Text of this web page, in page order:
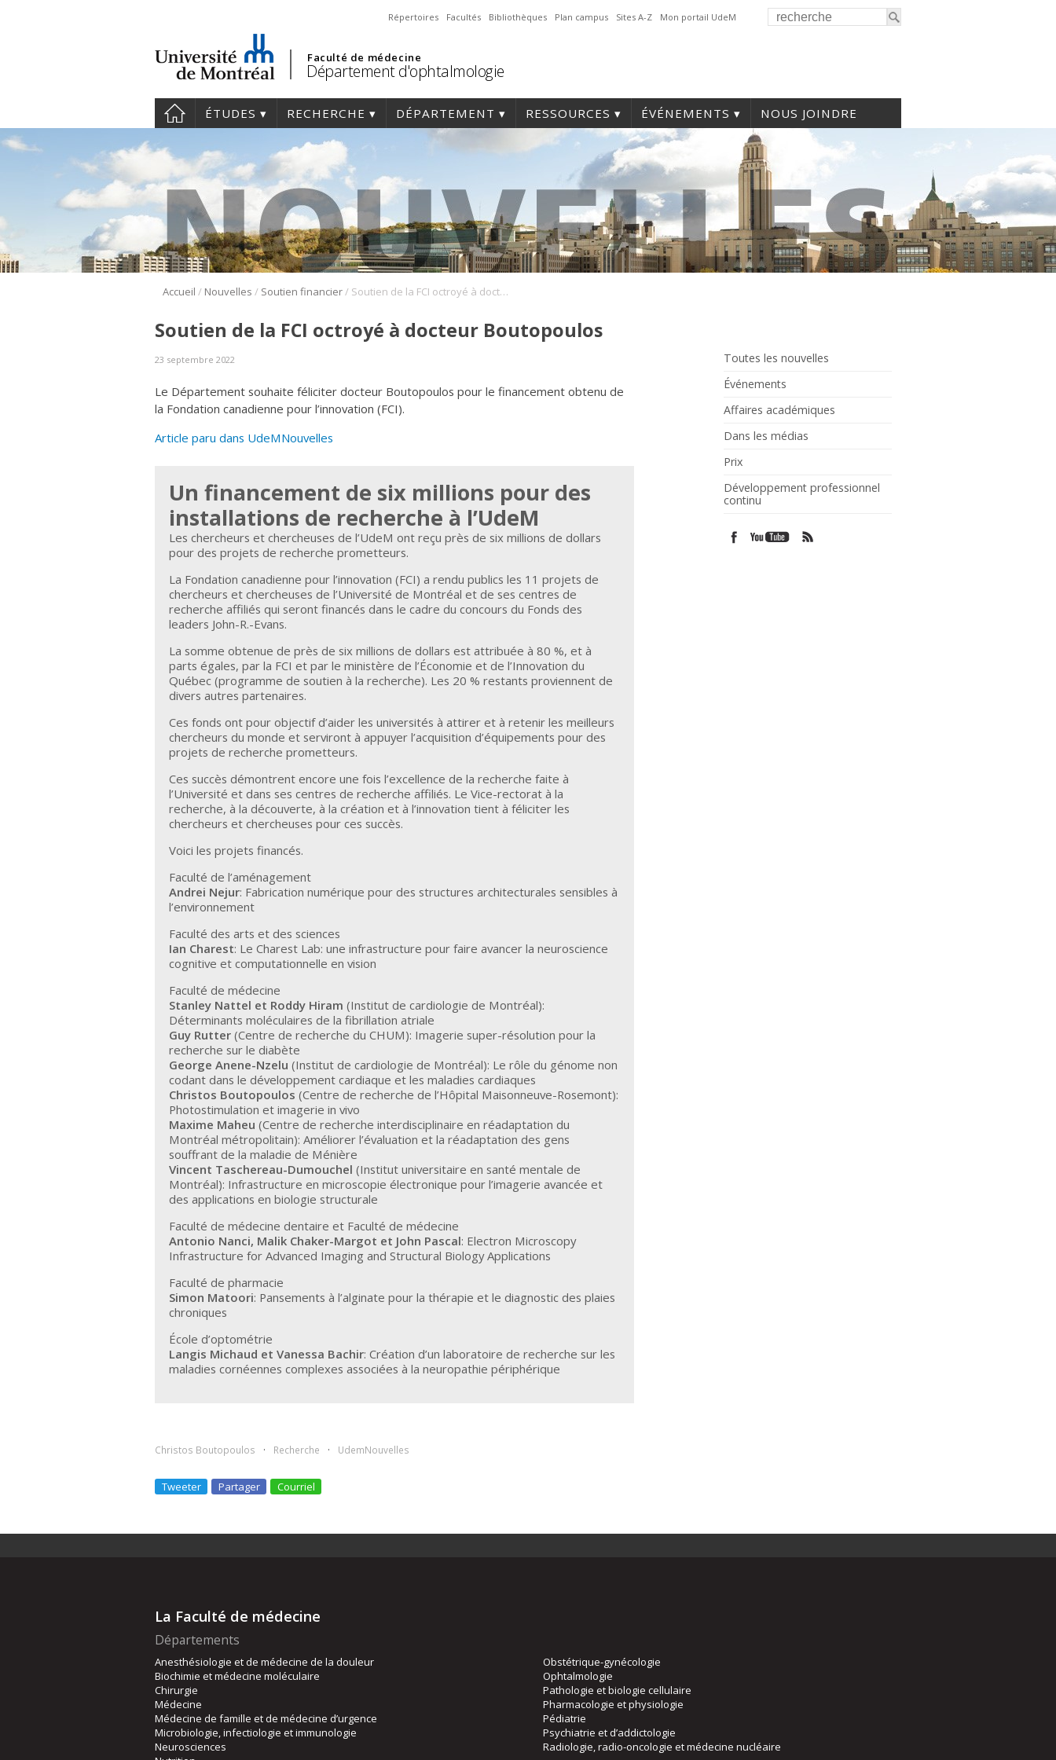
Répertoires Facultés Bibliothèques Plan campus Sites A-Z Mon portail UdeM
Faculté de médecine
Département d'ophtalmologie
ÉTUDES RECHERCHE DÉPARTEMENT RESSOURCES ÉVÉNEMENTS NOUS JOINDRE
Accueil / Nouvelles / Soutien financier/ Soutien de la FCI octroyé à docteur Boutopoulos
Toutes les nouvelles
Événements
Affaires académiques
Dans les médias
Prix
Développement professionnel
continu
Soutien de la FCI octroyé à docteur Boutopoulos
23 septembre 2022
Le Département souhaite féliciter docteur Boutopoulos pour le financement obtenu de
la Fondation canadienne pour l’innovation (FCI).
Article paru dans UdeMNouvelles
Un financement de six millions pour des
installations de recherche à l’UdeM
Les chercheurs et chercheuses de l’UdeM ont reçu près de six millions de dollars
pour des projets de recherche prometteurs.
La Fondation canadienne pour l’innovation (FCI) a rendu publics les 11 projets de
chercheurs et chercheuses de l’Université de Montréal et de ses centres de
recherche affiliés qui seront financés dans le cadre du concours du Fonds des
leaders John-R.-Evans.
La somme obtenue de près de six millions de dollars est attribuée à 80 %, et à
parts égales, par la FCI et par le ministère de l’Économie et de l’Innovation du
Québec (programme de soutien à la recherche). Les 20 % restants proviennent de
divers autres partenaires.
Ces fonds ont pour objectif d’aider les universités à attirer et à retenir les meilleurs
chercheurs du monde et serviront à appuyer l’acquisition d’équipements pour des
projets de recherche prometteurs.
Ces succès démontrent encore une fois l’excellence de la recherche faite à
l’Université et dans ses centres de recherche affiliés. Le Vice-rectorat à la
recherche, à la découverte, à la création et à l’innovation tient à féliciter les
chercheurs et chercheuses pour ces succès.
Voici les projets financés.
Faculté de l’aménagement
Andrei Nejur: Fabrication numérique pour des structures architecturales sensibles à
l’environnement
Faculté des arts et des sciences
Ian Charest: Le Charest Lab: une infrastructure pour faire avancer la neuroscience
cognitive et computationnelle en vision
Faculté de médecine
Stanley Nattel et Roddy Hiram (Institut de cardiologie de Montréal):
Déterminants moléculaires de la fibrillation atriale
Guy Rutter (Centre de recherche du CHUM): Imagerie super-résolution pour la
recherche sur le diabète
George Anene-Nzelu (Institut de cardiologie de Montréal): Le rôle du génome non
codant dans le développement cardiaque et les maladies cardiaques
Christos Boutopoulos (Centre de recherche de l’Hôpital Maisonneuve-Rosemont):
Photostimulation et imagerie in vivo
Maxime Maheu (Centre de recherche interdisciplinaire en réadaptation du
Montréal métropolitain): Améliorer l’évaluation et la réadaptation des gens
souffrant de la maladie de Ménière
Vincent Taschereau-Dumouchel (Institut universitaire en santé mentale de
Montréal): Infrastructure en microscopie électronique pour l’imagerie avancée et
des applications en biologie structurale
Faculté de médecine dentaire et Faculté de médecine
Antonio Nanci, Malik Chaker-Margot et John Pascal: Electron Microscopy
Infrastructure for Advanced Imaging and Structural Biology Applications
Faculté de pharmacie
Simon Matoori: Pansements à l’alginate pour la thérapie et le diagnostic des plaies
chroniques
École d’optométrie
Langis Michaud et Vanessa Bachir: Création d’un laboratoire de recherche sur les
maladies cornéennes complexes associées à la neuropathie périphérique
Christos Boutopoulos Recherche UdemNouvelles
Tweeter Partager Courriel
La Faculté de médecine
Départements
Anesthésiologie et de médecine de la douleur
Biochimie et médecine moléculaire
Chirurgie
Médecine
Médecine de famille et de médecine d’urgence
Microbiologie, infectiologie et immunologie
Neurosciences
Obstétrique-gynécologie
Ophtalmologie
Pathologie et biologie cellulaire
Pharmacologie et physiologie
Pédiatrie
Psychiatrie et d’addictologie
Radiologie, radio-oncologie et médecine nucléaire